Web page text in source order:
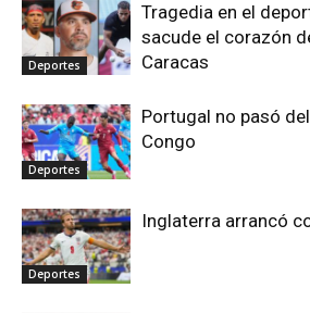
Deportes
Tragedia en el
sacude el corazón
Caracas
Deportes
Portugal no pasó
Congo
Deportes
Inglaterra arrancó